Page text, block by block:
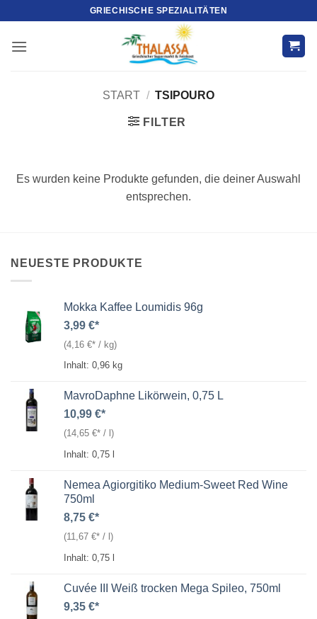
springen
GRIECHISCHE SPEZIALITÄTEN
START / TSIPOURO
FILTER
Es wurden keine Produkte gefunden, die deiner Auswahl
entsprechen.
NEUESTE PRODUKTE
Mokka Kaffee Loumidis 96g
3,99 €
(4,16 € / kg)
Inhalt: 0,96 kg
MavroDaphne Likörwein, 0,75 L
10,99 €
(14,65 € / )
Inhalt: 0,75 l
Nemea Agiorgitiko Medium-Sweet Red Wine
750ml
8,75 €
(11,67 € / )
Inhalt: 0,75 l
Cuvée III Weiß trocken Mega Spileo, 750ml
9,35 €